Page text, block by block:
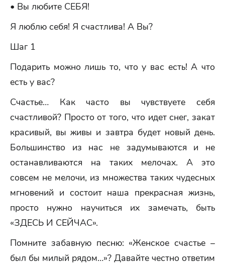
• Вы любите СЕБЯ!
Я люблю себя! Я счастлива! А Вы?
Шаг 1
Подарить можно лишь то, что у вас есть! А что
есть у вас?
Счастье… Как часто вы чувствуете себя
счастливой? Просто от того, что идет снег, закат
красивый, вы живы и завтра будет новый день.
Большинство из нас не задумываются и не
останавливаются на таких мелочах. А это
совсем не мелочи, из множества таких чудесных
мгновений и состоит наша прекрасная жизнь,
просто нужно научиться их замечать, быть
«ЗДЕСЬ И СЕЙЧАС».
Помните забавную песню: «Женское счастье –
был бы милый рядом…»? Давайте честно ответим